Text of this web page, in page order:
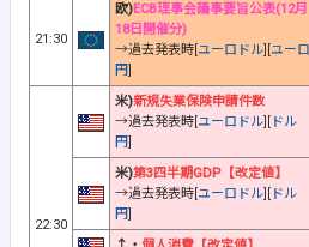
21:30
欧)ECB理事会議事要旨公表(12月
18日開催分)
→過去発表時[ ユーロドル ユーロ
円
22:30
米)新規失業保険申請件数
→過去発表時[ ユーロドル
ドル
円
米)第3四半期GDP【改定値】
→過去発表時[ ユーロドル
ドル
円